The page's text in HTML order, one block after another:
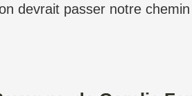
devrait passer notre